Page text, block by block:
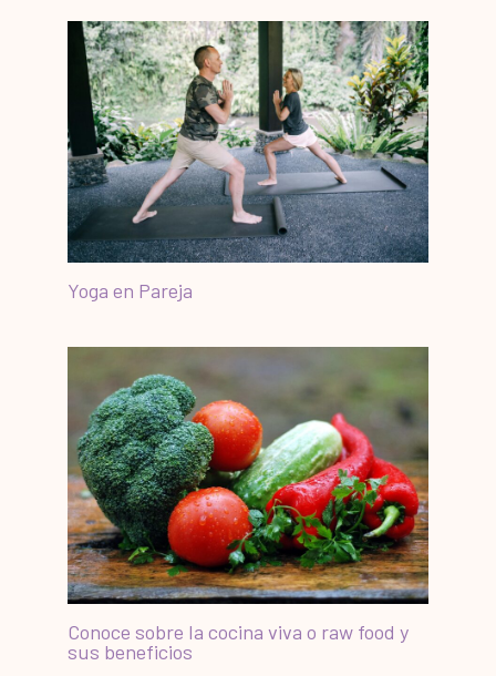
Yoga en Pareja
Conoce sobre la cocina viva o raw food y
sus beneficios